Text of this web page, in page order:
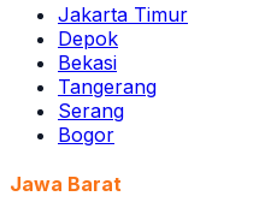
Jakarta Timur
Depok
Bekasi
Tangerang
Serang
Bogor
Jawa Barat